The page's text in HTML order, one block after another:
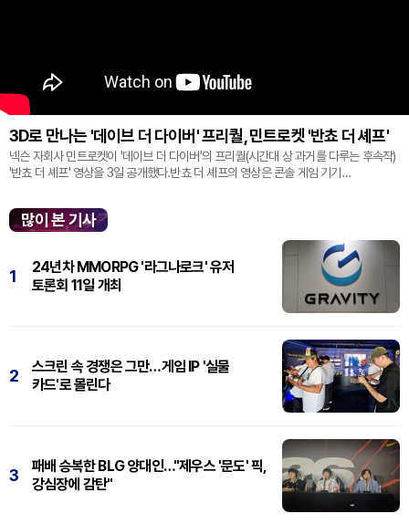
3D로 만나는 '데이브 더 다이버' 프리퀄, 민트로켓 '반쵸 더 셰프'
넥슨 자회사 민트로켓이 '데이브 더 다이버'의 프리퀄(시간대 상 과거를 다루는 후속작)
'반쵸 더 셰프' 영상을 3일 공개했다.반쵸 더 셰프의 영상은 콘솔 게임 기기
많이 본 기사
1
24년차 MMORPG '라그나로크' 유저
토론회 11일 개최
2
스크린 속 경쟁은 그만…게임 IP '실물
카드'로 몰린다
3
패배 승복한 BLG 양대인…"제우스 '문도' 픽,
강심장에 감탄"